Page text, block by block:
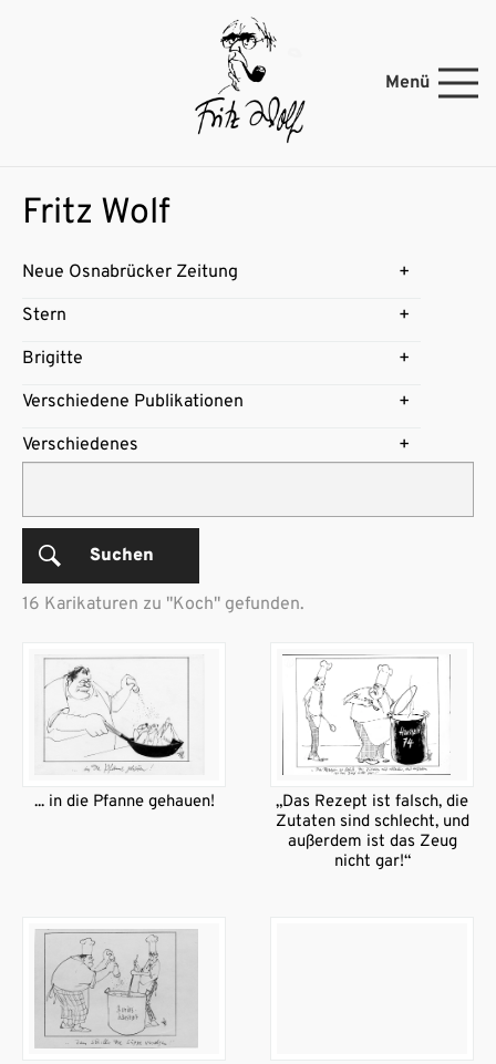
Menü
Fritz Wolf
Neue Osnabrücker Zeitung
Stern
Brigitte
Verschiedene Publikationen
Verschiedenes
Suchen
16 Karikaturen zu "Koch" gefunden.
... in die Pfanne gehauen!
„Das Rezept ist falsch, die
Zutaten sind schlecht, und
außerdem ist das Zeug
nicht gar!“